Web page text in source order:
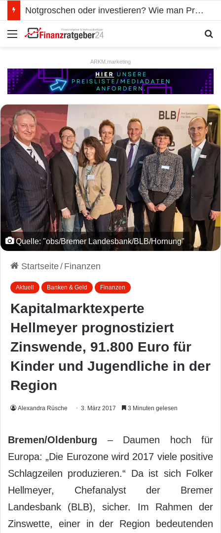
Notgroschen oder investieren? Wie man Prioritäten im eigenen Finanzplan setzt
Menü
ARKM.marketing
Quelle: "obs/Bremer Landesbank/BLB/Hornung"
Startseite/ Finanzen
Aktuell Banken & Geld Finanzen
Kapitalmarktexperte
Hellmeyer prognostiziert
Zinswende, 91.800 Euro für
Kinder und Jugendliche in der
Region
Alexandra Rüsche 3. März 2017 3 Minuten gelesen
Bremen/Oldenburg – Daumen hoch für
Europa: „Die Eurozone wird 2017 viele positive
Schlagzeilen produzieren.“ Da ist sich Folker
Hellmeyer, Chefanalyst der Bremer
Landesbank (BLB), sicher. Im Rahmen der
Zinswette, einer in der Region bedeutenden